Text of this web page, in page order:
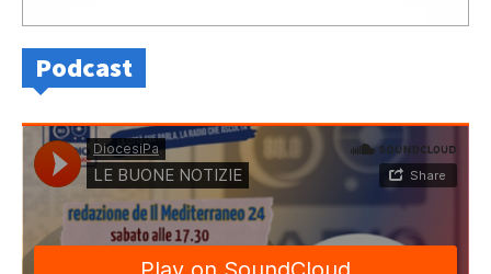
Podcast